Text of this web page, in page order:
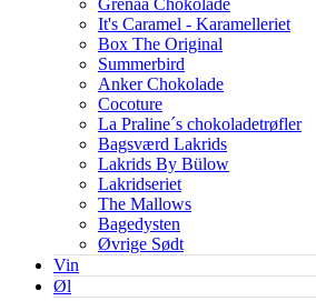
It's Caramel - Karamelleriet
Box The Original
Summerbird
Anker Chokolade
Cocoture
La Praline´s chokoladetrøfler
Bagsværd Lakrids
Lakrids By Bülow
Lakridseriet
The Mallows
Bagedysten
Øvrige Sødt
Vin
Øl